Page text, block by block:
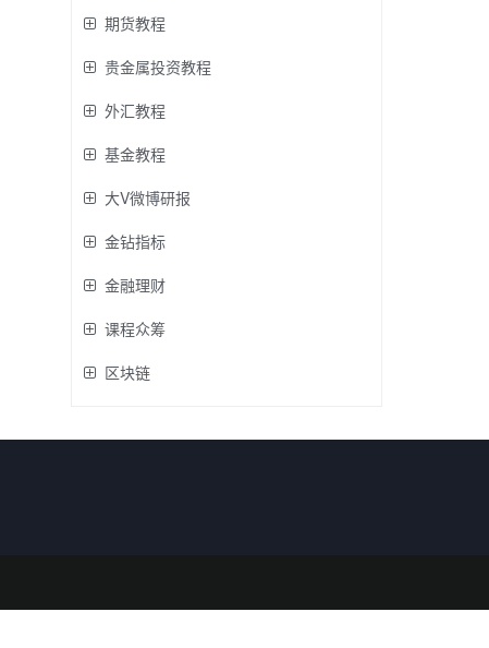
期货教程
贵金属投资教程
外汇教程
基金教程
大V微博研报
金钻指标
金融理财
课程众筹
区块链